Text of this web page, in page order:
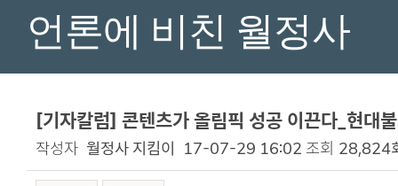
언론에 비친 월정사
[기자칼럼] 콘텐츠가 올림픽 성공 이끈다_현
작성자 월정사 지킴이 17-07-29 16:02 조회 28,824